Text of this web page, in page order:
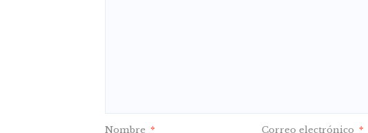
Nombre * Correo electrónico *